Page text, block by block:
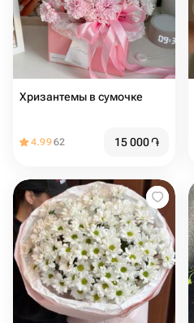
Хризантемы в сумочке
4.9962 15 000֏